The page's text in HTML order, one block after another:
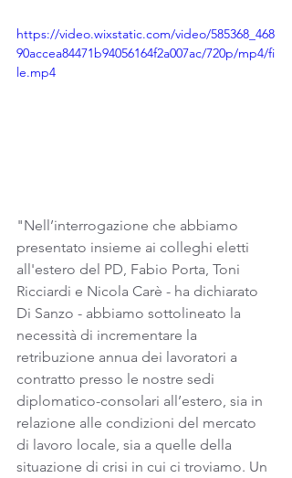
https://video.wixstatic.com/video/585368_468
90accea84471b94056164f2a007ac/720p/mp4/fi
le.mp4
"Nell’interrogazione che abbiamo
presentato insieme ai colleghi eletti
all'estero del PD, Fabio Porta, Toni
Ricciardi e Nicola Carè - ha dichiarato
Di Sanzo - abbiamo sottolineato la
necessità di incrementare la
retribuzione annua dei lavoratori a
contratto presso le nostre sedi
diplomatico-consolari all’estero, sia in
relazione alle condizioni del mercato
di lavoro locale, sia a quelle della
situazione di crisi in cui ci troviamo. Un